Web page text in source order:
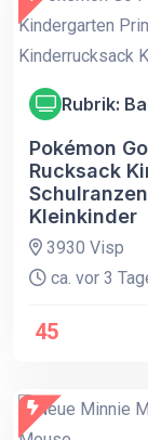
Rubrik:
Pokémon
Rucksack
Kleinkinder
3930 Visp
ca. vor 3
45